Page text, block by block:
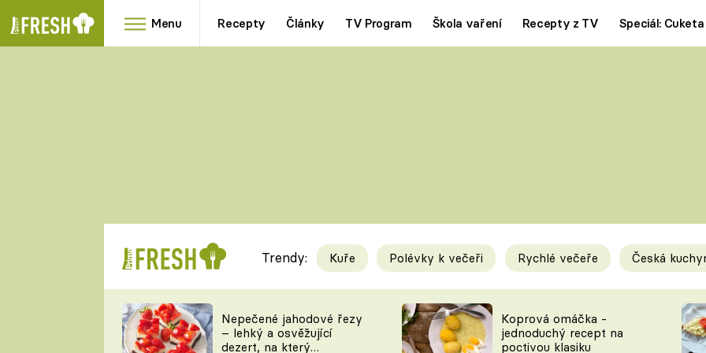
Menu Recepty Články TV Program Škola vaření Recepty z TV Speciál: Cuketa
RYCHLOVKY
Videorecepty
TEĎ VAŘÍ ŠÉF!
Tipy a triky
KAM ZA JÍDLEM
Trendy: Kuře Polévky k večeři Rychlé večeře Česká
Nepečené jahodové řezy
– lehký a osvěžující
dezert, na který
Koprová omáčka -
jednoduchý recept na
poctivou klasiku